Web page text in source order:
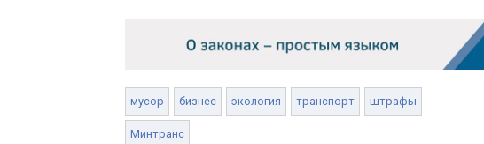
мусор бизнес экология транспорт штрафы
Минтранс